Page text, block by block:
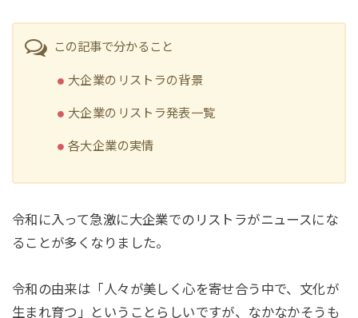
この記事で分かること
大企業のリストラの背景
大企業のリストラ発表一覧
各大企業の実情
令和に入って急激に大企業でのリストラがニュースにな
ることが多くなりました。
令和の由来は「人々が美しく心を寄せ合う中で、文化が
生まれ育つ」ということらしいですが、なかなかそうも